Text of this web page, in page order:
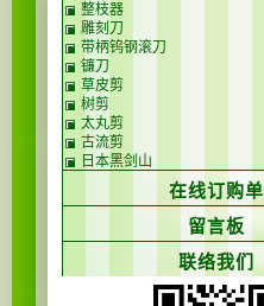
整枝器
雕刻刀
带柄钨钢滚刀
镰刀
草皮剪
树剪
太丸剪
古流剪
日本黑剑山
在线订购单
留言板
联络我们